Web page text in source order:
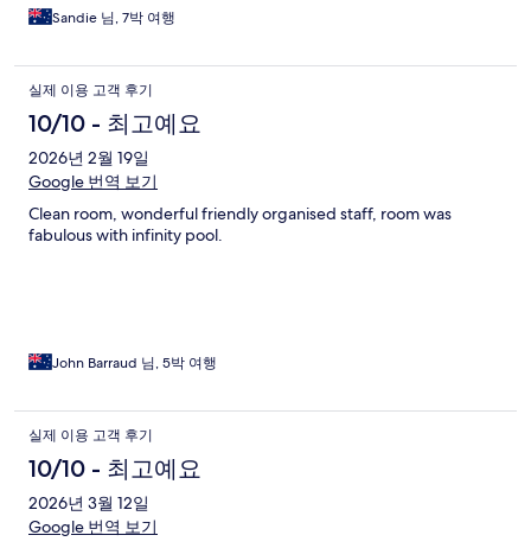
Sandie 님, 7박 여행
실제 이용 고객 후기
10/10 - 최고예요
2026년 2월 19일
Google 번역 보기
Clean room, wonderful friendly organised staff, room was
fabulous with infinity pool.
John Barraud 님, 5박 여행
실제 이용 고객 후기
10/10 - 최고예요
2026년 3월 12일
Google 번역 보기